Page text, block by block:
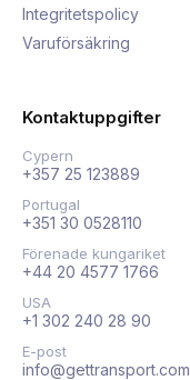
Integritetspolicy
Varuförsäkring
Kontaktuppgifter
Cypern
+357 25 123889
Portugal
+351 30 0528110
Förenade kungariket
+44 20 4577 1766
USA
+1 302 240 28 90
E-post
info@gettransport.com